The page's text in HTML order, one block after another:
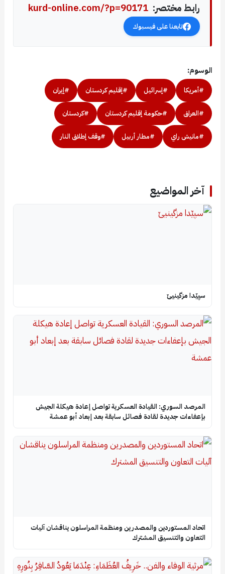
رابط مختصر: kurd-online.com/?p=90171
تابعنا على فيسبوك
الوسوم:
#أمريكا #إسرائيل #إقليم كردستان #إيران
#العراق #حكومة إقليم كردستان #كردستان
#مانيش راي #مطار أربيل #وقف إطلاق النار
آخر المواضيع
سپێدا مزگینیێ
المرصد السوري: القيادة العسكرية تواصل إعادة هيكلة الجيش
بإعفاءات جديدة لقادة فصائل سابقة بعد إبعاد أبو عمشة
اتحاد المستوردين والمصدرين ومنظمة المراسلون يناقشان آليات
التعاون والتنسيق المشترك